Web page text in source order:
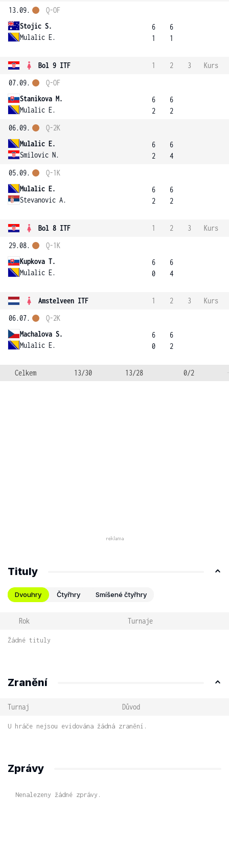
13.09.
Stojic S.
Mulalic E.
Q-OF
6
1
6
1
Bol 9 ITF 1 2 3
Kurs
07.09.
Stanikova M.
Mulalic E.
Q-OF
6
2
6
2
06.09.
Mulalic E.
Smilovic N.
Q-2K
6
2
6
4
05.09.
Mulalic E.
Stevanovic A.
Q-1K
6
2
6
2
Bol 8 ITF 1 2 3
Kurs
29.08.
Kupkova T.
Mulalic E.
Q-1K
6
0
6
4
Amstelveen ITF 1 2 3
Kurs
06.07.
Machalova S.
Mulalic E.
Q-2K
6
0
6
2
Celkem 13/30 13/28 0/2
Tituly
Dvouhry Čtyřhry Smíšené čtyřhry
Rok Turnaje
Žádné tituly
Zranění
Turnaj Důvod
U hráče nejsou evidována žádná zranění.
Zprávy
Nenalezeny žádné zprávy.